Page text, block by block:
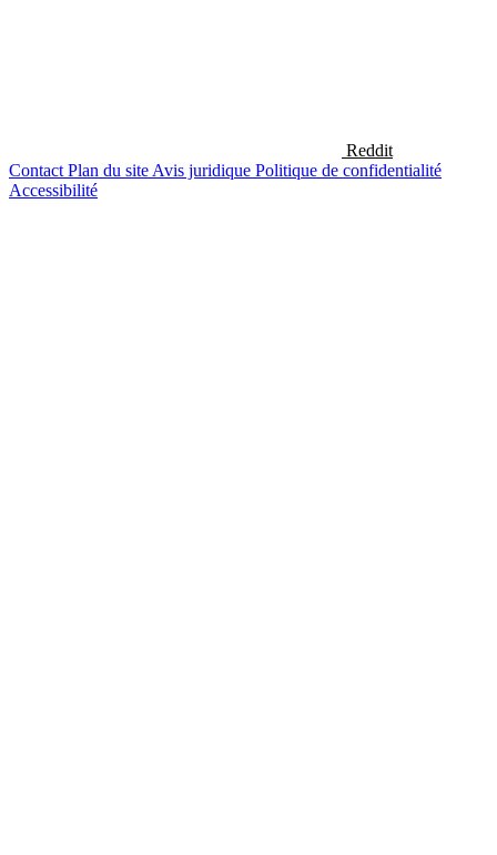
Reddit
Contact Plan du site Avis juridique Politique de confidentialité
Accessibilité